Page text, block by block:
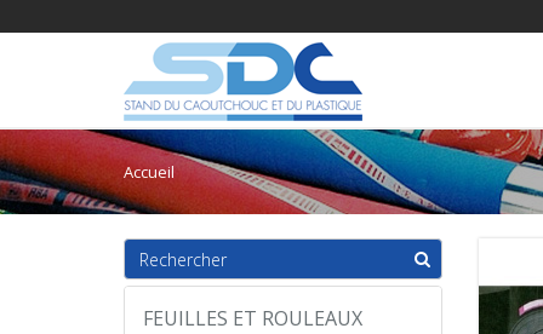
Accueil
FEUILLES ET ROULEAUX